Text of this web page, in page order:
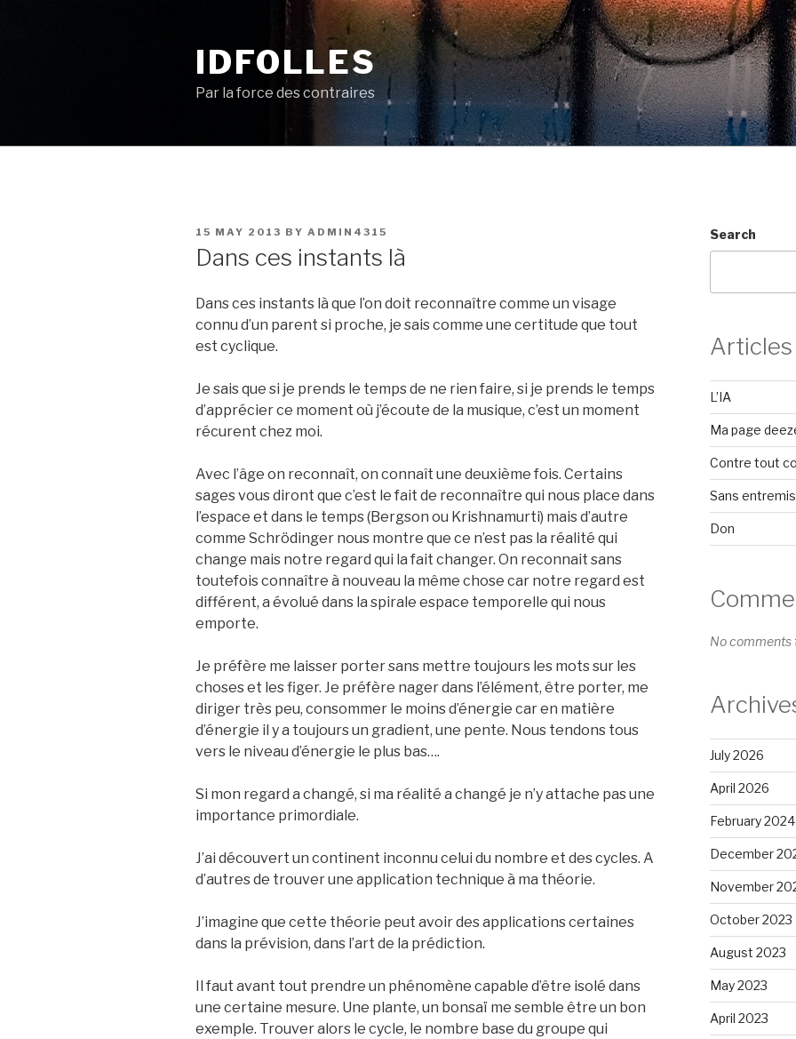
IDFOLLES
Par la force des contraires
POSTED
15 MAY 2013 BY ADMIN4315
Dans ces instants là
Dans ces instants là que l’on doit reconnaître comme un visage
connu d’un parent si proche, je sais comme une certitude que tout
est cyclique.
Je sais que si je prends le temps de ne rien faire, si je prends le temps
d’apprécier ce moment où j’écoute de la musique, c’est un moment
récurent chez moi.
Avec l’âge on reconnaît, on connaît une deuxième fois. Certains
sages vous diront que c’est le fait de reconnaître qui nous place dans
l’espace et dans le temps (Bergson ou Krishnamurti) mais d’autre
comme Schrödinger nous montre que ce n’est pas la réalité qui
change mais notre regard qui la fait changer. On reconnait sans
toutefois connaître à nouveau la même chose car notre regard est
différent, a évolué dans la spirale espace temporelle qui nous
emporte.
Je préfère me laisser porter sans mettre toujours les mots sur les
choses et les figer. Je préfère nager dans l’élément, être porter, me
diriger très peu, consommer le moins d’énergie car en matière
d’énergie il y a toujours un gradient, une pente. Nous tendons tous
vers le niveau d’énergie le plus bas….
Si mon regard a changé, si ma réalité a changé je n’y attache pas une
importance primordiale.
J’ai découvert un continent inconnu celui du nombre et des cycles. A
d’autres de trouver une application technique à ma théorie.
J’imagine que cette théorie peut avoir des applications certaines
dans la prévision, dans l’art de la prédiction.
Il faut avant tout prendre un phénomène capable d’être isolé dans
une certaine mesure. Une plante, un bonsaï me semble être un bon
exemple. Trouver alors le cycle, le nombre base du groupe qui
Search
L’IA
Ma page
Contre tout
Sans
Don
No comments
July 2026
April 2026
February 2024
December
November
October 2023
August 2023
May 2023
April 2023